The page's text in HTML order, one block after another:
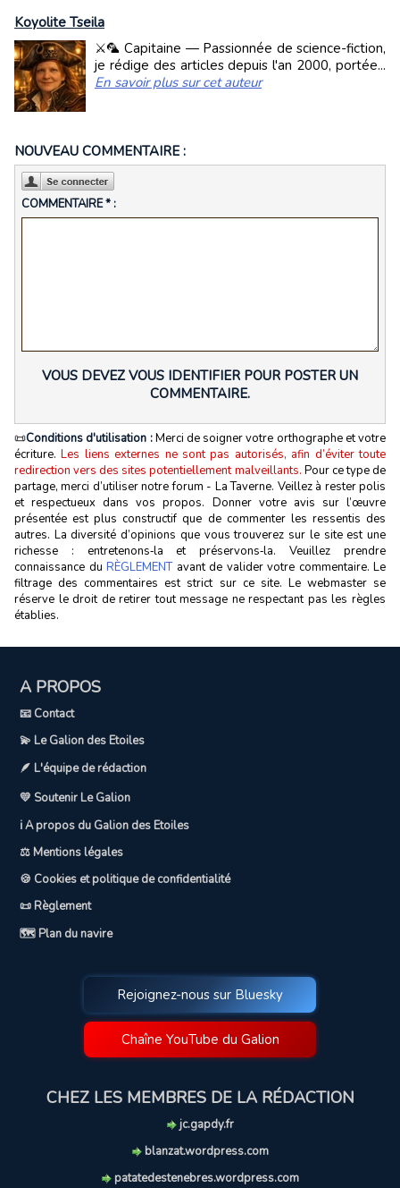
Koyolite Tseila
⚔️🦜 Capitaine — Passionnée de science-fiction,
je rédige des articles depuis l'an 2000, portée...
En savoir plus sur cet auteur
NOUVEAU COMMENTAIRE :
COMMENTAIRE * :
VOUS DEVEZ VOUS IDENTIFIER POUR POSTER UN
COMMENTAIRE.
📜Conditions d'utilisation :Merci de soigner votre orthographe et votre
écriture.Les liens externes ne sont pas autorisés, afin d’éviter toute
redirection vers des sites potentiellement malveillants. Pour ce type de
partage, merci d’utiliser notre forum - La Taverne. Veillez à rester polis
et respectueux dans vos propos. Donner votre avis sur l’œuvre
présentée est plus constructif que de commenter les ressentis des
autres. La diversité d’opinions que vous trouverez sur le site est une
richesse : entretenons‑la et préservons‑la. Veuillez prendre
connaissance du RÈGLEMENTavant de valider votre commentaire. Le
filtrage des commentaires est strict sur ce site. Le webmaster se
réserve le droit de retirer tout message ne respectant pas les règles
établies.
A PROPOS
📧 Contact
💫 Le Galion des Etoiles
🪶 L'équipe de rédaction
💛 Soutenir Le Galion
ℹ️ A propos du Galion des Etoiles
⚖️ Mentions légales
🍪 Cookies et politique de confidentialité
📜 Règlement
🗺️ Plan du navire
Rejoignez-nous sur Bluesky
Chaîne YouTube du Galion
CHEZ LES MEMBRES DE LA RÉDACTION
jc.gapdy.fr
blanzat.wordpress.com
patatedestenebres.wordpress.com